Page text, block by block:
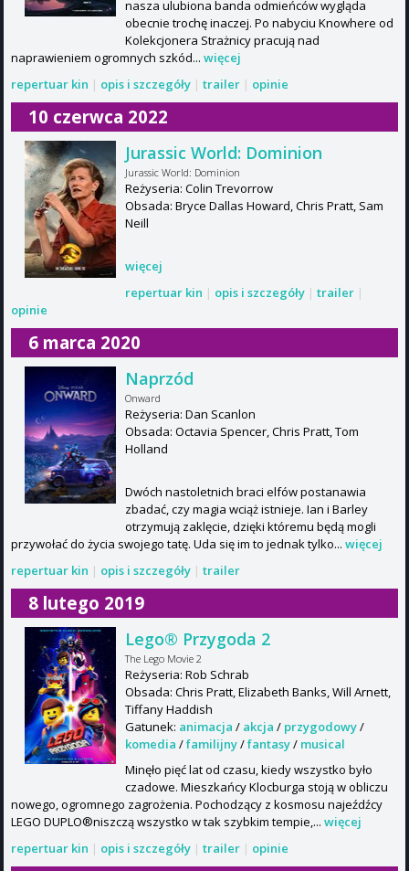
nasza ulubiona banda odmieńców wygląda
obecnie trochę inaczej. Po nabyciu Knowhere od
Kolekcjonera Strażnicy pracują nad
naprawieniem ogromnych szkód... więcej
repertuar kin | opis i szczegóły | trailer | opinie
10 czerwca 2022
Jurassic World: Dominion
Jurassic World: Dominion
Reżyseria: Colin Trevorrow
Obsada: Bryce Dallas Howard, Chris Pratt, Sam
Neill
więcej
repertuar kin | opis i szczegóły | trailer |
opinie
6 marca 2020
Naprzód
Onward
Reżyseria: Dan Scanlon
Obsada: Octavia Spencer, Chris Pratt, Tom
Holland
Dwóch nastoletnich braci elfów postanawia
zbadać, czy magia wciąż istnieje. Ian i Barley
otrzymują zaklęcie, dzięki któremu będą mogli
przywołać do życia swojego tatę. Uda się im to jednak tylko... więcej
repertuar kin | opis i szczegóły | trailer
8 lutego 2019
Lego® Przygoda 2
The Lego Movie 2
Reżyseria: Rob Schrab
Obsada: Chris Pratt, Elizabeth Banks, Will Arnett,
Tiffany Haddish
Gatunek: animacja / akcja / przygodowy/
komedia /familijny/fantasy/ musical
Minęło pięć lat od czasu, kiedy wszystko było
czadowe. Mieszkańcy Klocburga stoją w obliczu
nowego, ogromnego zagrożenia. Pochodzący z kosmosu najeźdźcy
LEGO DUPLO®niszczą wszystko w tak szybkim tempie,... więcej
repertuar kin | opis i szczegóły | trailer | opinie